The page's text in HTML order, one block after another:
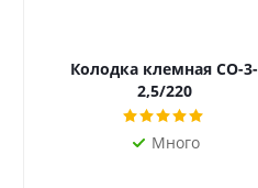
Колодка клемная СО-3-
2,5/220
Много